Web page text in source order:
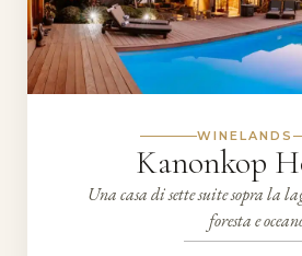
WINELANDS
Kanonkop
Una casa di sette suite sopra la
foresta e